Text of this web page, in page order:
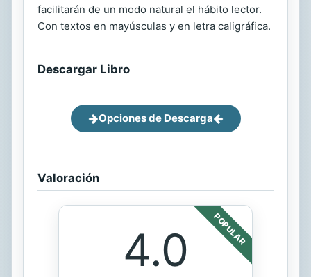
facilitarán de un modo natural el hábito lector.
Con textos en mayúsculas y en letra caligráfica.
Descargar Libro
Opciones de Descarga
Valoración
POPULAR
4.0